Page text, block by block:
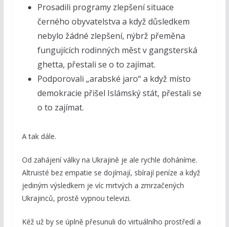
Prosadili programy zlepšení situace
černého obyvatelstva a když důsledkem
nebylo žádné zlepšení, nýbrž přeměna
fungujících rodinných měst v gangsterská
ghetta, přestali se o to zajímat.
Podporovali „arabské jaro“ a když místo
demokracie přišel Islámský stát, přestali se
o to zajímat.
A tak dále.
Od zahájení války na Ukrajině je ale rychle doháníme.
Altruisté bez empatie se dojímají, sbírají peníze a když
jediným výsledkem je víc mrtvých a zmrzačených
Ukrajinců, prostě vypnou televizi.
Kéž už by se úplně přesunuli do virtuálního prostředí a